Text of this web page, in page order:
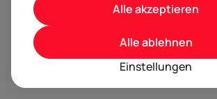
Einstellungen
Alle ablehnen
Alle akzeptieren